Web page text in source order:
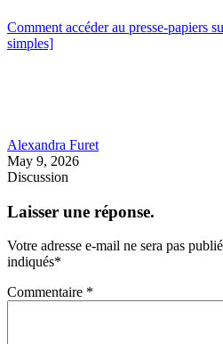
Comment accéder au presse-papiers
simples]
Alexandra Furet
May 9, 2026
Discussion
Laisser une réponse.
Votre adresse e-mail ne sera pas
indiqués*
Commentaire *